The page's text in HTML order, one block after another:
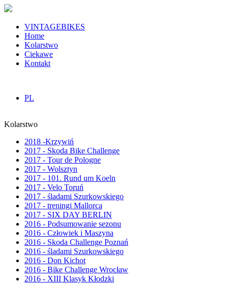
VINTAGEBIKES
Home
Kolarstwo
Ciekawe
Kontakt
PL
Kolarstwo
2018 -Krzywiń
2017 - Skoda Bike Challenge
2017 - Tour de Pologne
2017 - Wolsztyn
2017 - 101. Rund um Koeln
2017 - Velo Toruń
2017 - śladami Szurkowskiego
2017 - treningi Mallorca
2017 - SIX DAY BERLIN
2016 - Podsumowanie sezonu
2016 - Człowiek i Maszyna
2016 - Skoda Challenge Poznań
2016 - śladami Szurkowskiego
2016 - Don Kichot
2016 - Bike Challenge Wrocław
2016 - XIII Klasyk Kłodzki